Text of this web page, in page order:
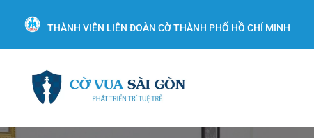
THÀNH VIÊN LIÊN ĐOÀN CỜ THÀNH PHỐ HỒ CHÍ MINH